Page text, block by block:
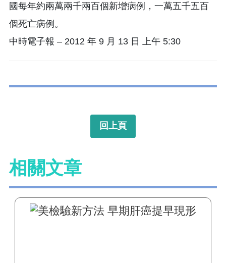
國每年約兩萬兩千兩百個新增病例，一萬五千五百
個死亡病例。
中時電子報 – 2012 年 9 月 13 日 上午 5:30
回上頁
相關文章